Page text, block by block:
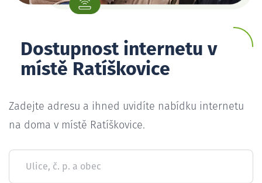
Dostupnost internetu v
místě Ratíškovice
Zadejte adresu a ihned uvidíte nabídku internetu
na doma v místě Ratíškovice.
Ulice, č. p. a obec